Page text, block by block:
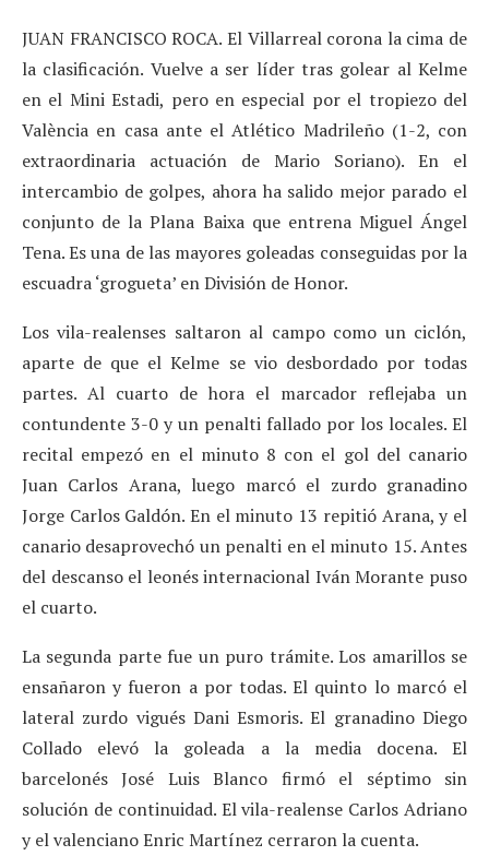
JUAN FRANCISCO ROCA. El Villarreal corona la cima de
la clasificación. Vuelve a ser líder tras golear al Kelme
en el Mini Estadi, pero en especial por el tropiezo del
València en casa ante el Atlético Madrileño (1-2, con
extraordinaria actuación de Mario Soriano). En el
intercambio de golpes, ahora ha salido mejor parado el
conjunto de la Plana Baixa que entrena Miguel Ángel
Tena. Es una de las mayores goleadas conseguidas por la
escuadra ‘grogueta’ en División de Honor.
Los vila-realenses saltaron al campo como un ciclón,
aparte de que el Kelme se vio desbordado por todas
partes. Al cuarto de hora el marcador reflejaba un
contundente 3-0 y un penalti fallado por los locales. El
recital empezó en el minuto 8 con el gol del canario
Juan Carlos Arana, luego marcó el zurdo granadino
Jorge Carlos Galdón. En el minuto 13 repitió Arana, y el
canario desaprovechó un penalti en el minuto 15. Antes
del descanso el leonés internacional Iván Morante puso
el cuarto.
La segunda parte fue un puro trámite. Los amarillos se
ensañaron y fueron a por todas. El quinto lo marcó el
lateral zurdo vigués Dani Esmoris. El granadino Diego
Collado elevó la goleada a la media docena. El
barcelonés José Luis Blanco firmó el séptimo sin
solución de continuidad. El vila-realense Carlos Adriano
y el valenciano Enric Martínez cerraron la cuenta.